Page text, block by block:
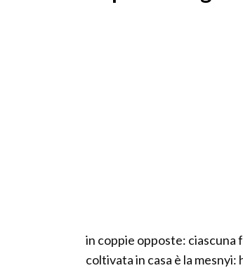
in coppie opposte: ciascuna
coltivata in casa è la